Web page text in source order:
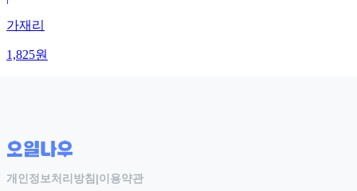
가재리
1,825원
개인정보처리방침 |이용약관